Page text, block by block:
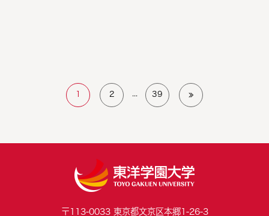
1 2 39 ≫
〒113-0033 東京都文京区本郷1-26-3